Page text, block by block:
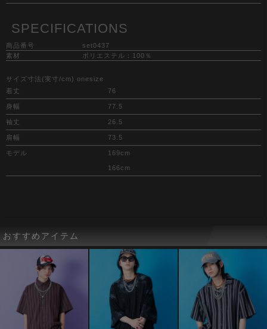
SPECIFICATIONS
商品番号
set0437
素材
ポリエステル：100％
サイズ寸法(実寸/cm) onesize
着丈
76
身幅 77.5
袖丈 26.5
肩幅 73.5
モデル 169cm
166cm
おすすめアイテム